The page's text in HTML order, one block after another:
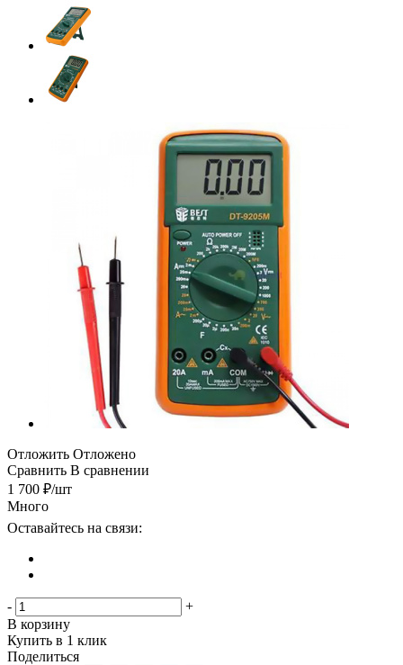
Отложить Отложено
Сравнить В сравнении
1 700 ₽/шт
Много
Оставайтесь на связи:
-
+
В корзину
Купить в 1 клик
Поделиться